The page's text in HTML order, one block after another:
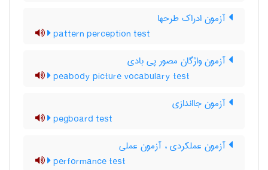
آزمون ادراک طرحها
pattern perception test
آزمون واژگان مصور پی بادی
peabody picture vocabulary test
آزمون جااندازی
pegboard test
آزمون عملکردی ، آزمون عملی
performance test